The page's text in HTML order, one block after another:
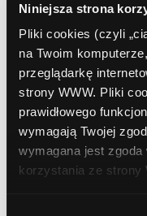
Niniejsza strona
Pliki cookies (czyli
na Twoim
przeglądarkę
strony WWW. Pliki
prawidłowego
wymagają Twojej
wymagana jest
korzystania ze strony
ING Bank Śląski
11
Euro Bank SA,